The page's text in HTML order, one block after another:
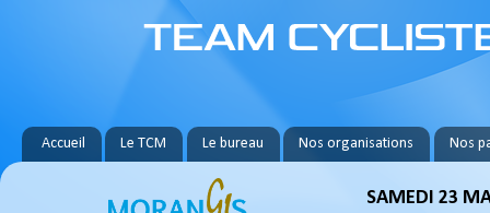
Accueil Le TCM Le bureau Nos organisations Nos
SAMEDI 23